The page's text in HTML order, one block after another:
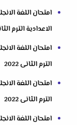
امتحان اللغة
الاعدادية الترم الثانى
امتحان اللغة
الترم الثانى 2022
امتحان اللغة
الترم الثانى 2022
امتحان اللغة